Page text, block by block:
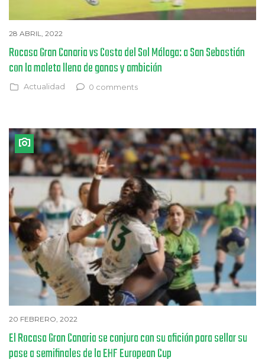
28 ABRIL, 2022
Rocasa Gran Canaria vs Costa del Sol Málaga: a San Sebastián
con la maleta llena de ganas y ambición
Actualidad 0 comments
20 FEBRERO, 2022
El Rocasa Gran Canaria se conjura con su afición para sellar su
pase a semifinales de la EHF European Cup